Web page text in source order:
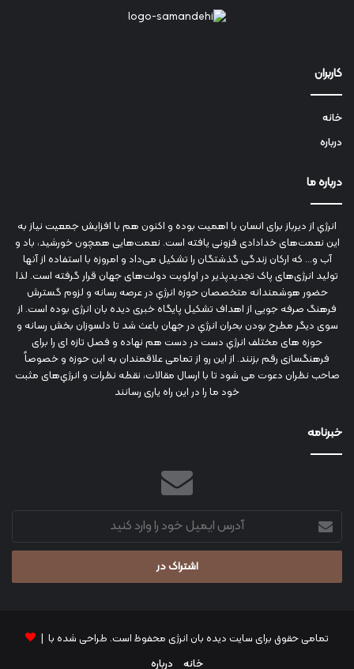
کاربران
خانه
درباره
درباره ما
انرژي‌ از دیرباز برای انسان با اهمیت بوده و اکنون هم با افزایش جمعیت نیاز به
این نعمت‌های خدادادی فزونی یافته است. نعمت‌هایی همچون خورشید، باد و
آب و... که ارکان زندگی گذشتگان را تشکیل می‌داد و امروزه با استفاده از آنها
تولید انرژی‌های پاک تجدیدپذیر در اولویت دولت‌های جهان قرار گرفته است. لذا
حضور هوشمندانه متخصصان حوزه انرژي در عرصه رسانه و لزوم گسترش
فرهنگ صرفه جویی از اهداف تشکیل پایگاه خبری دیده بان انرژی بوده است. از
سوی دیگر مطرح بودن بحران انرژي در جهان باعث شد تا دلسوزان بخش رسانه و
حوزه های مختلف انرژي دست در دست هم نهاده و فصل تازه ای را برای
فرهنگسازی رقم بزنند. از این رو از تمامی علاقمندان به این حوزه و خصوصاً
صاحب نظران دعوت می شود تا با ارسال مقالات، نقطه نظرات و انرژي‌های مثبت
خود ما را در این راه یاری رسانند
خبرنامه
آدرس
ایمیل
خود
وارد
تمامی حقوق برای سایت دیده بان انرژی محفوظ است. طراحی شده با |
خانه
درباره